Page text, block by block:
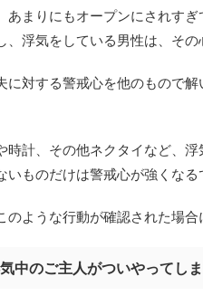
あまりにもオープンにされす
、浮気をしている男性は、そ
に対する警戒心を他のもので
時計、その他ネクタイなど、
いものだけは警戒心が強くなる
のような行動が確認された場合
中のご主人がついやってし